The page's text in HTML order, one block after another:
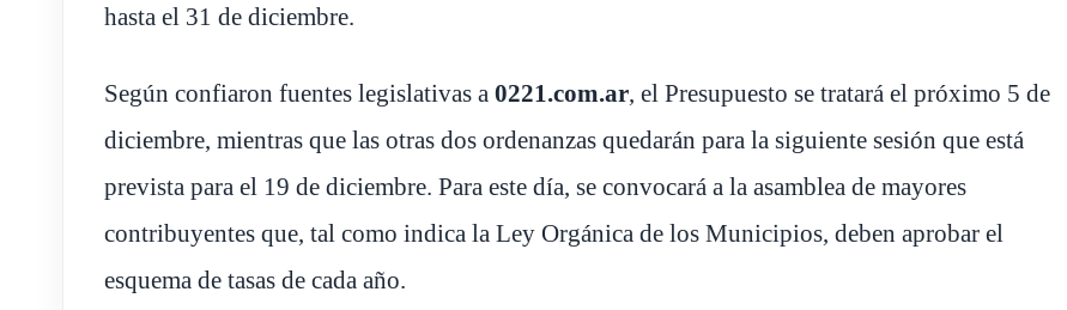
hasta el 31 de diciembre.
Según confiaron fuentes legislativas a 0221.com.ar, el Presupuesto se tratará el próximo 5 de
diciembre, mientras que las otras dos ordenanzas quedarán para la siguiente sesión que está
prevista para el 19 de diciembre. Para este día, se convocará a la asamblea de mayores
contribuyentes que, tal como indica la Ley Orgánica de los Municipios, deben aprobar el
esquema de tasas de cada año.